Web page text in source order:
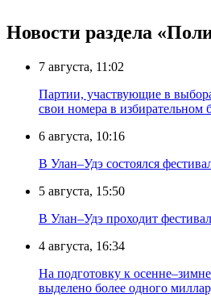
Новости раздела
7 августа, 11:02
Партии, участвующие в
свои номера в избирательном
6 августа, 10:16
В Улан–Удэ состоялся
5 августа, 15:50
В Улан–Удэ проходит
4 августа, 16:34
На подготовку к
выделено более одного